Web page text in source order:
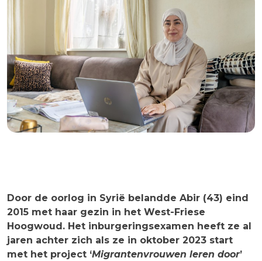
Door de oorlog in Syrië belandde Abir (43) eind
2015 met haar gezin in het West-Friese
Hoogwoud. Het inburgeringsexamen heeft ze al
jaren achter zich als ze in oktober 2023 start
met het project ‘Migrantenvrouwen leren door’